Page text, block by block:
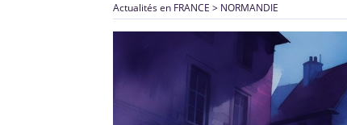
Actualités en FRANCE > NORMANDIE